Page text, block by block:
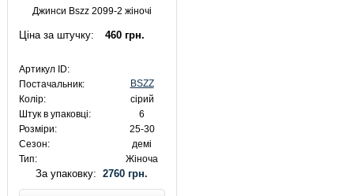
Джинси Bszz 2099-2 жіночі
Ціна за штучку: 460 грн.
Артикул ID:
Постачальник:
BSZZ
Колір:
сірий
Штук в упаковці:
6
Розміри:
25-30
Сезон:
демі
Тип:
Жіноча
За упаковку:2760 грн.